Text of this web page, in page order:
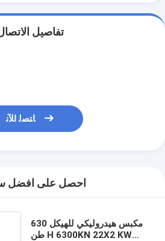
تفاصيل
ﺎﺘﺼﻟ ﺍﻶﻧ
احصل على افضل
مكبس هيدروليكي للهيكل 630
طن H 6300KN 22X2 KW